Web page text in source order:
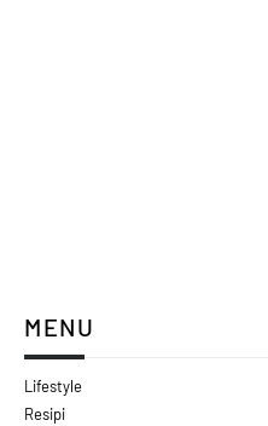
MENU
Lifestyle
Resipi